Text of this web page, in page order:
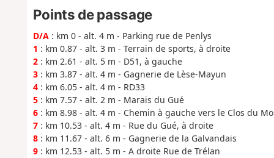
Points de passage
D/A: km 0 - alt. 4 m - Parking rue de Penlys
1 : km 0.87 - alt. 3 m - Terrain de sports, à droite
2: km 2.61 - alt. 5 m - D51, à gauche
3: km 3.87 - alt. 4 m - Gagnerie de Lèse-Mayun
4: km 6.05 - alt. 4 m - RD33
5: km 7.57 - alt. 2 m - Marais du Gué
6: km 8.98 - alt. 4 m - Chemin à gauche vers le Clos du
7: km 10.53 - alt. 4 m - Rue du Gué, à droite
8: km 11.67 - alt. 6 m - Gagnerie de la Galvandais
9: km 12.53 - alt. 5 m - A droite Rue de Trélan